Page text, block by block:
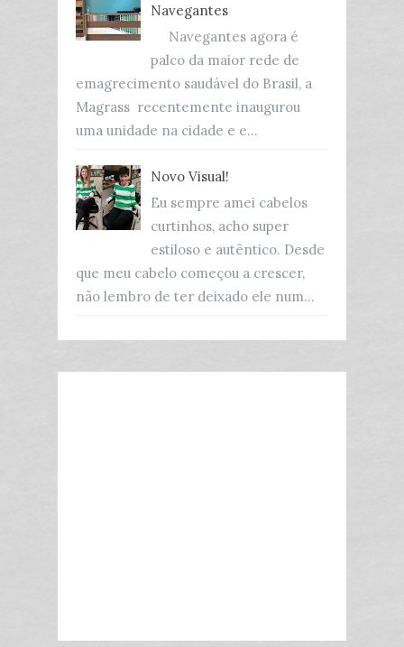
Navegantes
Navegantes agora é
palco da maior rede de
emagrecimento saudável do Brasil, a
Magrass recentemente inaugurou
uma unidade na cidade e e...
Novo Visual!
Eu sempre amei cabelos
curtinhos, acho super
estiloso e autêntico. Desde
que meu cabelo começou a crescer,
não lembro de ter deixado ele num...